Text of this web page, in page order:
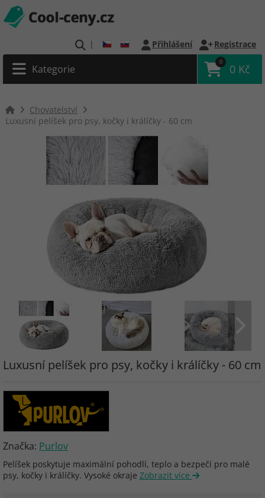
| Přihlášení Registrace
Kategorie
0
0 Kč
Chovatelství
Luxusní pelíšek pro psy, kočky i králíčky - 60 cm
Luxusní pelíšek pro psy, kočky i králíčky - 60 cm
Značka: Purlov
Pelíšek poskytuje maximální pohodlí, teplo a bezpečí pro malé
psy, kočky i králíčky. Vysoké okraje Zobrazit více